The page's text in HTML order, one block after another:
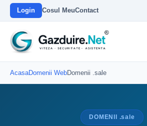
Login Cosul MeuContact
AcasaDomenii WebDomenii .sale
DOMENII .sale